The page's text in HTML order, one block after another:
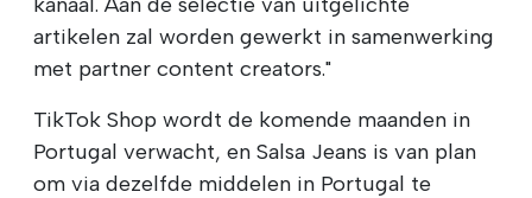
artikelen zal worden gewerkt in samenwerking
met partner content creators."
TikTok Shop wordt de komende maanden in
Portugal verwacht, en Salsa Jeans is van plan
om via dezelfde middelen in Portugal te